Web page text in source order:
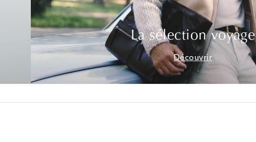
La sélection voyage
Découvrir